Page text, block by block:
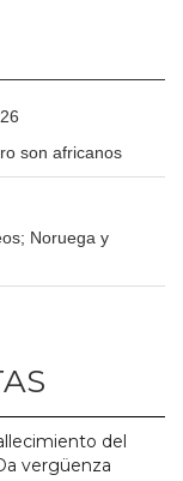
son africanos
Noruega y
del
vergüenza